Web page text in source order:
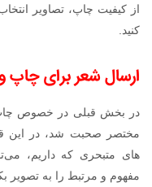
از کیفیت چاپ، تصاویر
کنید.
ارسال شعر برای چاپ
در بخش قبلی در خصوص
مختصر صحبت شد، در این
های متبحری که داریم،
مفهوم و مرتبط را به تصویر